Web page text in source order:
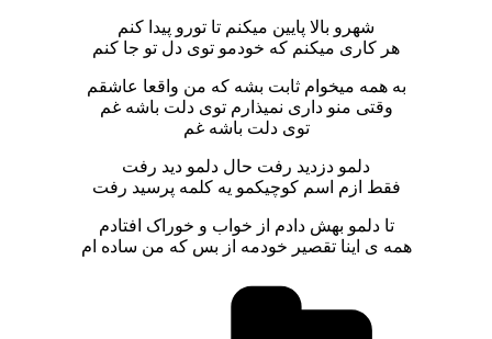
شهرو بالا پایین میکنم تا تورو پیدا کنم
هر کاری میکنم که خودمو توی دل تو جا کنم
به همه میخوام ثابت بشه که من واقعا عاشقم
وقتی منو داری نمیذارم توی دلت باشه غم
توی دلت باشه غم
دلمو دزدید رفت حال دلمو دید رفت
فقط ازم اسم کوچیکمو یه کلمه پرسید رفت
تا دلمو بهش دادم از خواب و خوراک افتادم
همه ی اینا تقصیر خودمه از بس که من ساده ام